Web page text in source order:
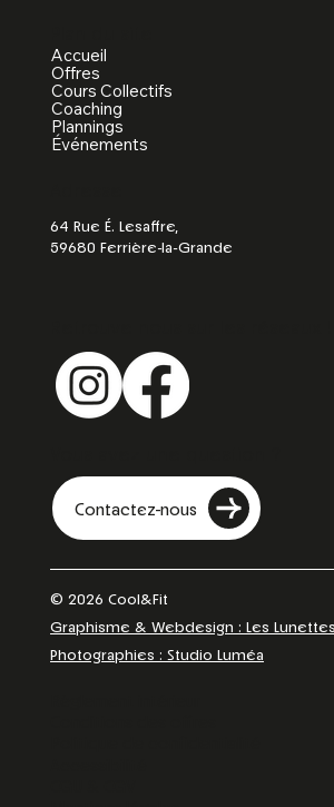
Accueil
Offres
Cours Collectifs
Coaching
Plannings
Événements
64 Rue É. Lesaffre,
59680 Ferrière-la-Grande
Contactez-nous
© 2026 Cool&Fit
Graphisme & Webdesign : Les
Photographies : Studio Luméa